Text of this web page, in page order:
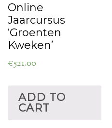
Online
Jaarcursus
‘Groenten
Kweken’
€521.00
ADD TO
CART